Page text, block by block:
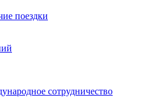
поездки
сотрудничество